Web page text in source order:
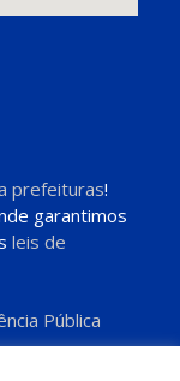
prefeituras!
garantimos
leis de
Pública